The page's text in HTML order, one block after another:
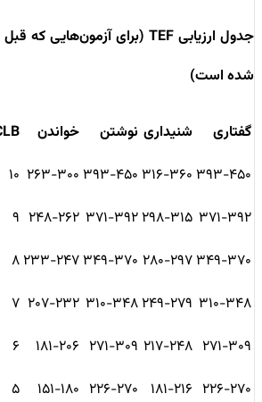
شده است)
گفتاری شنیداری نوشتن خواندن
CLB
۳۹۳-۴۵۰۳۱۶-۳۶۰۳۹۳-۴۵۰۲۶۳-۳۰۰
۱۰
۳۷۱-۳۹۲ ۲۹۸-۳۱۵۳۷۱-۳۹۲ ۲۴۸-۲۶۲
۳۴۹-۳۷۰۲۸۰-۲۹۷ ۳۴۹-۳۷۰۲۳۳-۲۴۷ ۸
۳۱۰-۳۴۸
۲۴۹-۲۷۹ ۳۱۰-۳۴۸ ۲۰۷-۲۳۲
۷
۲۷۱-۳۰۹
۲۱۷-۲۴۸ ۲۷۱-۳۰۹ ۱۸۱-۲۰۶
۲۲۶-۲۷۰
۱۸۱-۲۱۶ ۲۲۶-۲۷۰ ۱۵۱-۱۸۰
۵